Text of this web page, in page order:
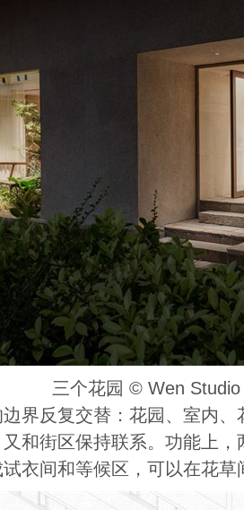
三个花园 ©️ Wen Studio
边界反复交替：花园、室内
和街区保持联系。功能上
衣间和等候区，可以在花草